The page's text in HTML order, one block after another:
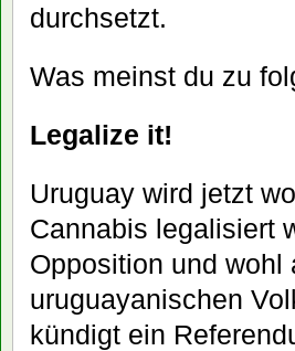
durchsetzt.
Was meinst du zu
Legalize it!
Uruguay wird jetzt
Cannabis legalisiert
Opposition und
uruguayanischen
kündigt ein